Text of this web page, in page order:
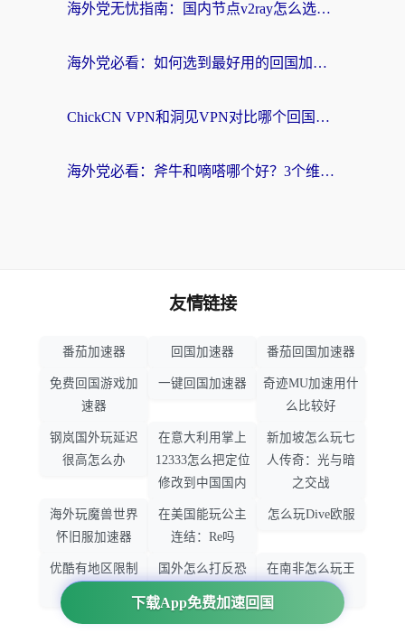
海外党无忧指南：国内节点v2ray怎么选？一键回国VPN+多场景实测帮你避坑
海外党必看：如何选到最好用的回国加速器？从节点到售后的全维度指南
ChickCN VPN和洞见VPN对比哪个回国效果更好？海外党亲测3款加速器+避坑指南
海外党必看：斧牛和嘀嗒哪个好？3个维度教你选对回国加速器
下载App免费加速回国
友情链接
番茄加速器 回国加速器 番茄回国加速器
免费回国游戏加
速器
一键回国加速器
奇迹MU加速用什
么比较好
钢岚国外玩延迟
很高怎么办
在意大利用掌上
12333怎么把定位
修改到中国国内
新加坡怎么玩七
人传奇：光与暗
之交战
海外玩魔兽世界
怀旧服加速器
在美国能玩公主
连结：Re吗
怎么玩Dive欧服
优酷有地区限制
国外怎么打反恐
精英：全球攻势
在南非怎么玩王